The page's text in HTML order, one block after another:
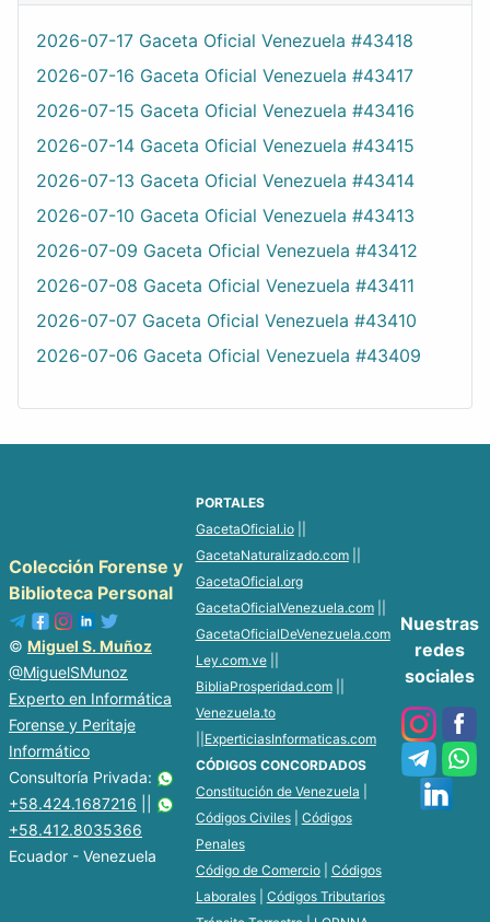
2026-07-17 Gaceta Oficial Venezuela #43418
2026-07-16 Gaceta Oficial Venezuela #43417
2026-07-15 Gaceta Oficial Venezuela #43416
2026-07-14 Gaceta Oficial Venezuela #43415
2026-07-13 Gaceta Oficial Venezuela #43414
2026-07-10 Gaceta Oficial Venezuela #43413
2026-07-09 Gaceta Oficial Venezuela #43412
2026-07-08 Gaceta Oficial Venezuela #43411
2026-07-07 Gaceta Oficial Venezuela #43410
2026-07-06 Gaceta Oficial Venezuela #43409
Colección Forense y
Biblioteca Personal
© Miguel S. Muñoz
@MiguelSMunoz
Experto en Informática
Forense y Peritaje
Informático
Consultoría Privada:
+58.424.1687216
+58.412.8035366
Ecuador - Venezuela
PORTALES
GacetaOficial.io||
GacetaNaturalizado.com||
GacetaOficial.org
GacetaOficialVenezuela.com||
GacetaOficialDeVenezuela.com
Ley.com.ve||
BibliaProsperidad.com||
Venezuela.to
ExperticiasInformaticas.com
CÓDIGOS CONCORDADOS
Constitución de Venezuela
Códigos Civiles| Códigos
Penales
Código de Comercio| Códigos
Laborales| Códigos Tributarios
Nuestras
redes
sociales